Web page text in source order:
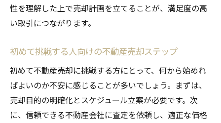
性を理解した上で売却計画を立てることが、満足度の高
い取引につながります。
初めて挑戦する人向けの不動産売却ステップ
初めて不動産売却に挑戦する方にとって、何から始めれ
ばよいのか不安に感じることが多いでしょう。まずは、
売却目的の明確化とスケジュール立案が必要です。次
に、信頼できる不動産会社に査定を依頼し、適正な価格